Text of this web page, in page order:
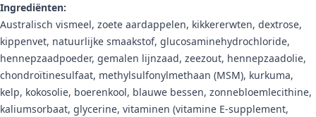
Ingrediënten:
Australisch vismeel, zoete aardappelen, kikkererwten, dextrose,
kippenvet, natuurlijke smaakstof, glucosaminehydrochloride,
hennepzaadpoeder, gemalen lijnzaad, zeezout, hennepzaadolie,
chondroïtinesulfaat, methylsulfonylmethaan (MSM), kurkuma,
kelp, kokosolie, boerenkool, blauwe bessen, zonnebloemlecithine,
kaliumsorbaat, glycerine, vitaminen (vitamine E-supplement,